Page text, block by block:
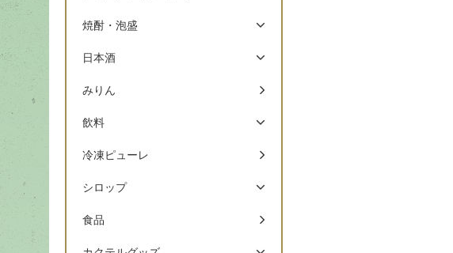
焼酎・泡盛
日本酒
みりん
飲料
冷凍ピューレ
シロップ
食品